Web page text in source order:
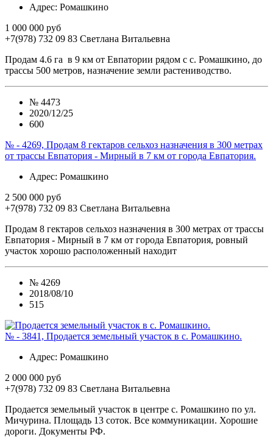
Адрес: Ромашкино
1 000 000 руб
+7(978) 732 09 83 Cветлана Витальевна
Продам 4.6 га в 9 км от Евпатории рядом с с. Ромашкино, до
трассы 500 метров, назначение земли растениводство.
№ 4473
2020/12/25
600
№ - 4269, Продам 8 гектаров сельхоз назначения в 300 метрах
от трассы Евпатория - Мирный в 7 км от города Евпатория.
Адрес: Ромашкино
2 500 000 руб
+7(978) 732 09 83 Cветлана Витальевна
Продам 8 гектаров сельхоз назначения в 300 метрах от трассы
Евпатория - Мирный в 7 км от города Евпатория, ровный
участок хорошо расположенный находит
№ 4269
2018/08/10
515
№ - 3841, Продается земельный участок в с. Ромашкино.
Адрес: Ромашкино
2 000 000 руб
+7(978) 732 09 83 Cветлана Витальевна
Продается земельный участок в центре с. Ромашкино по ул.
Мичурина. Площадь 13 соток. Все коммуникации. Хорошие
дороги. Документы РФ.